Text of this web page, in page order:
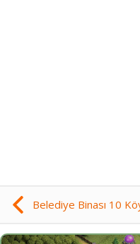
Belediye Binası 10